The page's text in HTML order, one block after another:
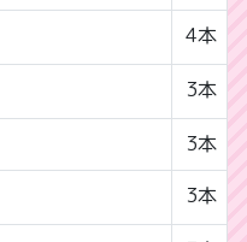
4本
3本
3本
3本